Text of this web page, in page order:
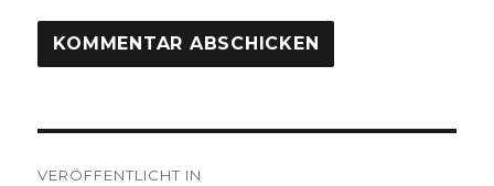
VERÖFFENTLICHT IN